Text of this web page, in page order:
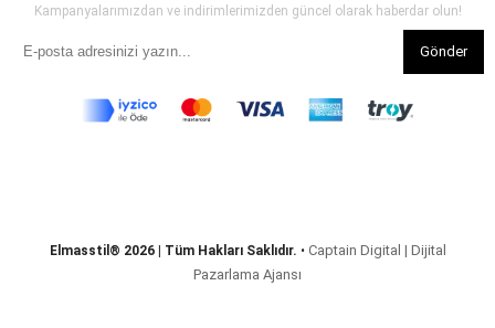
Kampanyalarımızdan ve indirimlerimizden güncel olarak haberdar olun!
Gönder
Elmasstil® 2026 | Tüm Hakları Saklıdır. • Captain Digital | Dijital
Pazarlama Ajansı